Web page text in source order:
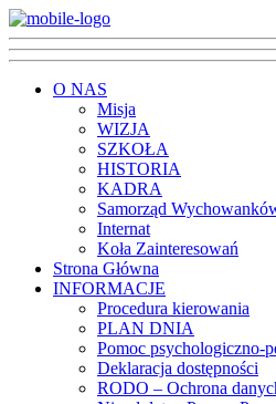
O NAS
Misja
WIZJA
SZKOŁA
HISTORIA
KADRA
Samorząd
Internat
Koła Zainteresowań
Strona Główna
INFORMACJE
Procedura kierowania
PLAN DNIA
Pomoc psychologiczno-
Deklaracja dostępności
RODO – Ochrona